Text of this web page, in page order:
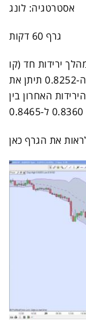
אסטרטגיה: לונג
גרף 60 דקות
ה-0.8192 לאחר מהלך ירידות חד (קו
מרוסק אדום).אנו סבורים שפריצת רמת ה-0.8252 תיתן את
האחרון בין
את הגרף כאן